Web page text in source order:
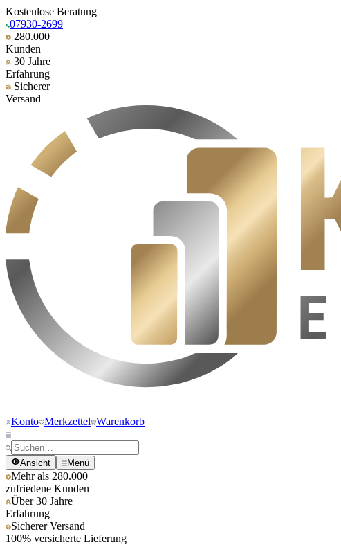
Kostenlose Beratung
07930-2699
280.000
Kunden
30 Jahre
Erfahrung
Sicherer
Versand
Konto Merkzettel Warenkorb
Ansicht Menü
Mehr als 280.000
zufriedene Kunden
Über 30 Jahre
Erfahrung
Sicherer Versand
100% versicherte Lieferung